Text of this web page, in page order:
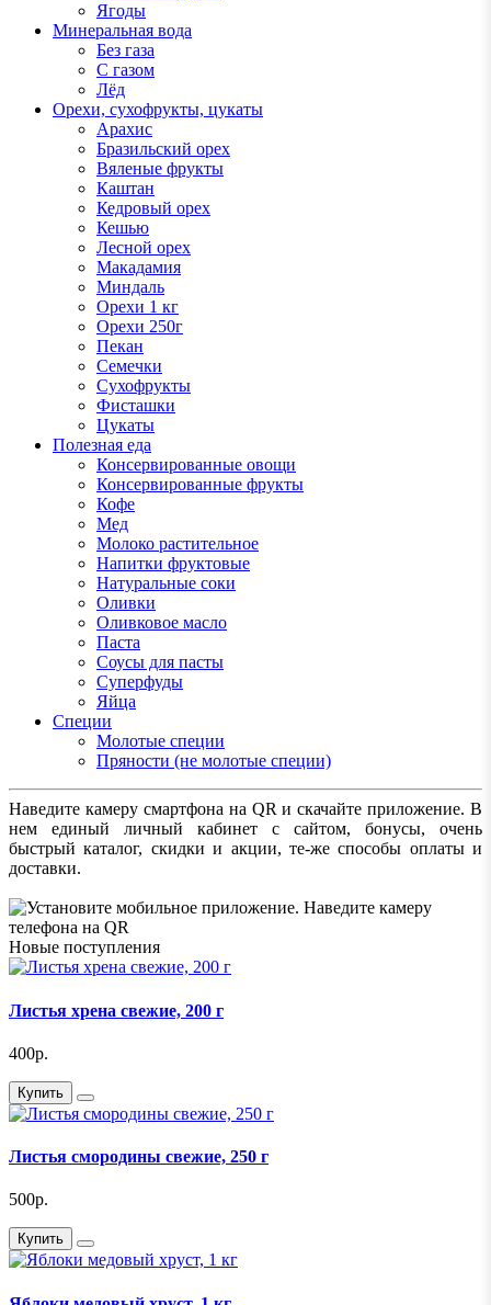
Ягоды
Минеральная вода
Без газа
С газом
Лёд
Орехи, сухофрукты, цукаты
Арахис
Бразильский орех
Вяленые фрукты
Каштан
Кедровый орех
Кешью
Лесной орех
Макадамия
Миндаль
Орехи 1 кг
Орехи 250г
Пекан
Семечки
Сухофрукты
Фисташки
Цукаты
Полезная еда
Консервированные овощи
Консервированные фрукты
Кофе
Мед
Молоко растительное
Напитки фруктовые
Натуральные соки
Оливки
Оливковое масло
Паста
Соусы для пасты
Суперфуды
Яйца
Специи
Молотые специи
Пряности (не молотые специи)
Наведите камеру смартфона на QR и скачайте приложение. В
нем единый личный кабинет с сайтом, бонусы, очень
быстрый каталог, скидки и акции, те-же способы оплаты и
доставки.
Новые поступления
Листья хрена свежие, 200 г
400р.
Купить
Листья смородины свежие, 250 г
500р.
Купить